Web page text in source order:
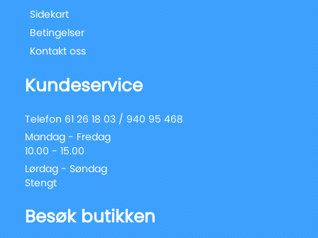
Sidekart
Betingelser
Kontakt oss
Kundeservice
Telefon 61 26 18 03 / 940 95 468
Mandag - Fredag
10.00 - 15.00
Lørdag - Søndag
Stengt
Besøk butikken